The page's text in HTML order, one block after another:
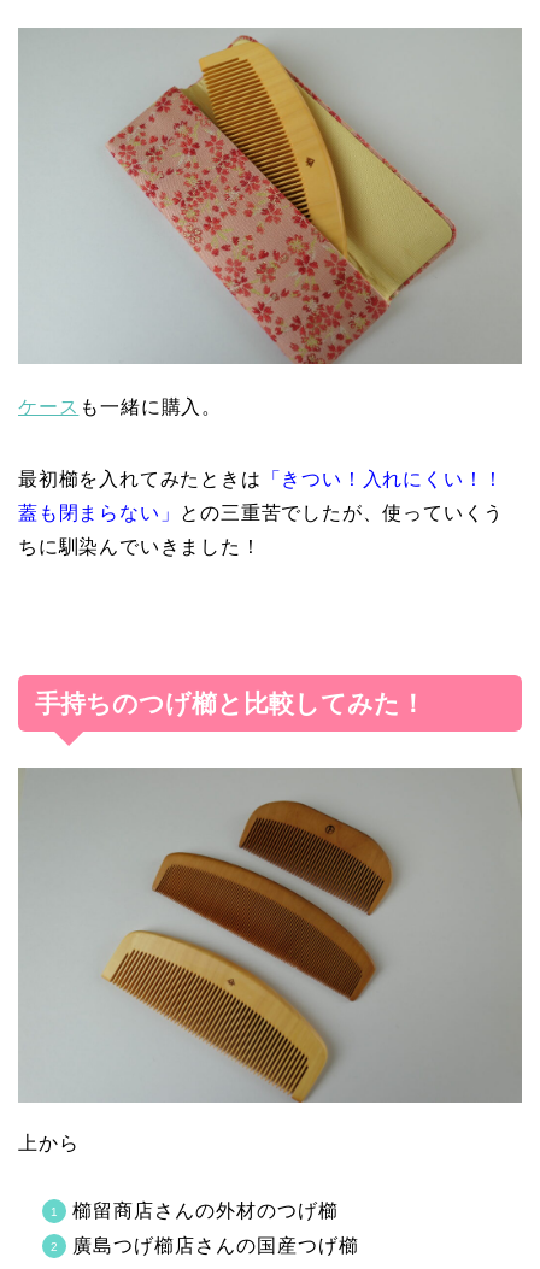
ケース も一緒に購入。
最初櫛を入れてみたときは 「きつい！入れにくい！！
蓋も閉まらない」 との三重苦でしたが、使っていくう
ちに馴染んでいきました！
手持ちのつげ櫛と比較してみた！
上から
櫛留商店さんの外材のつげ櫛
廣島つげ櫛店さんの国産つげ櫛